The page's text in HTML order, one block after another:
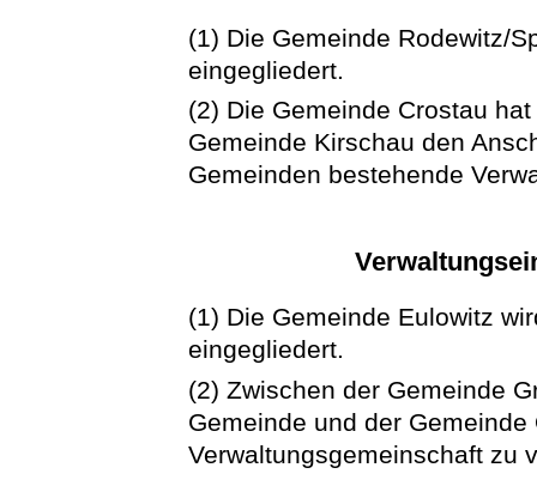
(1) Die Gemeinde Rodewitz/
eingegliedert.
(2) Die Gemeinde Crostau
Gemeinde Kirschau den
Gemeinden bestehende
(1) Die Gemeinde Eulowitz
eingegliedert.
(2) Zwischen der Gemeinde
Gemeinde und der
Verwaltungsgemeinschaft zu